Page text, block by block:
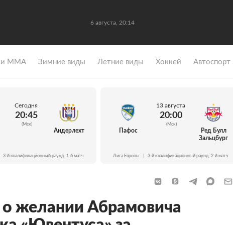
6 августа, 20:14
и ММА Зимние виды Летние виды Хоккей Автоспорт
Сегодня
20:45
(Мск)
Андерлехт
3-й квалификационный раунд. 1-й матч
Пафос
13 августа
20:00
(Мск)
Ред Булл
Зальцбург
Лига Европы 3-й квалификационный раунд. 2-й матч
желании Абрамовича